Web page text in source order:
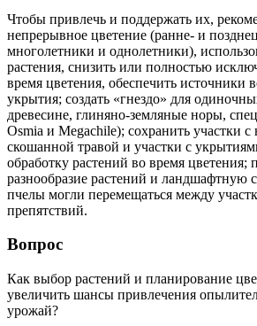
Чтобы привлечь и поддержать их,
непрерывное цветение (ранне- и
многолетники и однолетники),
растения, снизить или полностью
время цветения, обеспечить источники
укрытия; создать «гнездо» для
древесине, глиняно-земляные норы,
Osmia и Megachile); сохранить участки с
скошанной травой и участки с
обработку растений во время цветения;
разнообразие растений и ландшафтную
пчелы могли перемещаться между
препятствий.
Вопрос
Как выбор растений и планирование
увеличить шансы привлечения
урожай?